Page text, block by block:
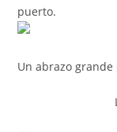
puerto.
Un abrazo